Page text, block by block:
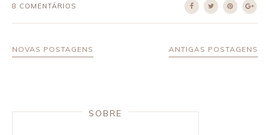
8 COMENTÁRIOS
NOVAS POSTAGENS ANTIGAS POSTAGENS
SOBRE